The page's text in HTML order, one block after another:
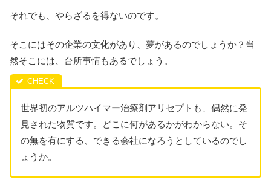
それでも、やらざるを得ないのです。
そこにはその企業の文化があり、夢があるのでしょうか？当
然そこには、台所事情もあるでしょう。
世界初のアルツハイマー治療剤アリセプトも、偶然に発
見された物質です。どこに何があるかがわからない。そ
の無を有にする、できる会社になろうとしているのでし
ょうか。